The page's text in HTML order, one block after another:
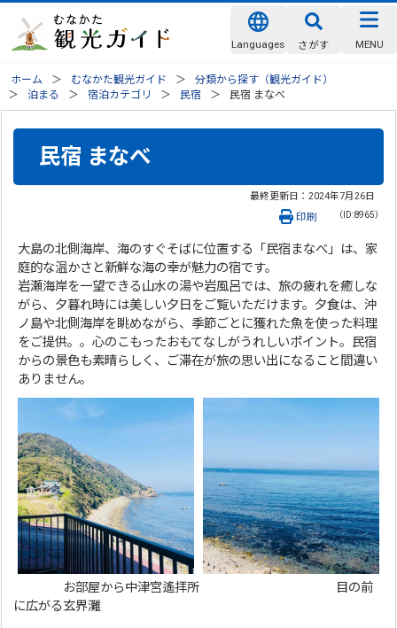
Languages さがす MENU
ホーム むなかた観光ガイド
分類から探す（観光ガイド）
泊まる
宿泊カテゴリ 民宿 民宿 まなべ
民宿 まなべ
最終更新日： 2024年7月26日
（ID:8965）
印刷
大島の北側海岸、海のすぐそばに位置する「民宿まなべ」は、家
庭的な温かさと新鮮な海の幸が魅力の宿です。
岩瀬海岸を一望できる山水の湯や岩風呂では、旅の疲れを癒しな
がら、夕暮れ時には美しい夕日をご覧いただけます。夕食は、沖
ノ島や北側海岸を眺めながら、季節ごとに獲れた魚を使った料理
をご提供。。心のこもったおもてなしがうれしいポイント。民宿
からの景色も素晴らしく、ご滞在が旅の思い出になること間違い
ありません。
お部屋から中津宮遙拝所 目の前
に広がる玄界灘